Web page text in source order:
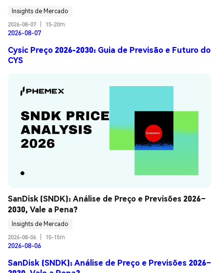
Insights de Mercado
2026-08-07
15-20m
2026-08-07
Cysic Preço 2026-2030: Guia de Previsão e Futuro do
CYS
SanDisk (SNDK): Análise de Preço e Previsões 2026–
2030, Vale a Pena?
Insights de Mercado
2026-08-06
10-15m
2026-08-06
SanDisk (SNDK): Análise de Preço e Previsões 2026–